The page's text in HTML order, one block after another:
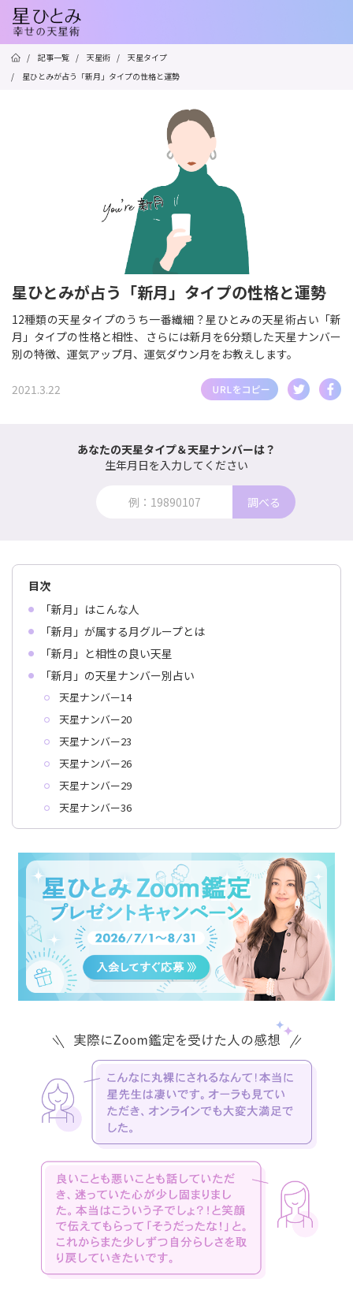
/ 記事一覧 / 天星術 /
天星タイプ
/
星ひとみが占う「新月」タイプの性格と運勢
星ひとみが占う「新月」タイプの性格と運勢
12種類の天星タイプのうち一番繊細？星ひとみの天星術占い「新
月」タイプの性格と相性、さらには新月を6分類した天星ナンバー
別の特徴、運気アップ月、運気ダウン月をお教えします。
2021.3.22
あなたの天星タイプ＆天星ナンバーは？
生年月日を入力してください
調べる
目次
「新月」はこんな人
「新月」が属する月グループとは
「新月」と相性の良い天星
「新月」の天星ナンバー別占い
天星ナンバー14
天星ナンバー20
天星ナンバー23
天星ナンバー26
天星ナンバー29
天星ナンバー36